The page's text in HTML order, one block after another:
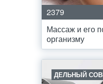
2379
Массаж и его
организму
ДЕЛЬНЫЙ